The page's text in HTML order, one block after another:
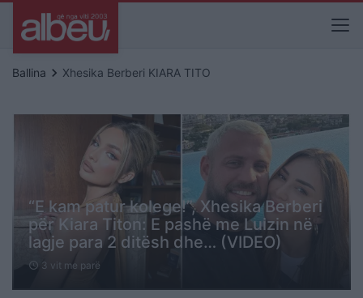
Ballina keyboard_arrow_right Xhesika Berberi KIARA TITO
“E kam patur kolege!”, Xhesika Berberi
për Kiara Titon: E pashë me Luizin në
lagje para 2 ditësh dhe… (VIDEO)
schedule 3 vit me parë